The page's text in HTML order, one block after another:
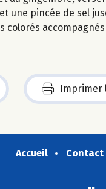
une pincée de sel
colorés
Imprimer
Accueil Contact